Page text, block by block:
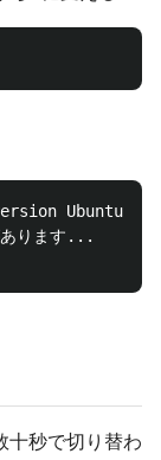
Ubuntu-
あります...
十秒で切り替わ